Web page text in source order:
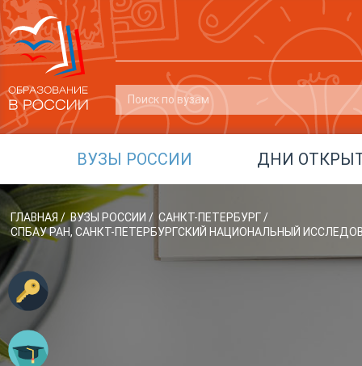
ВУЗЫ РОССИИ ДНИ
ГЛАВНАЯ / ВУЗЫ РОССИИ / САНКТ-ПЕТЕРБУРГ/
СПБАУ РАН, САНКТ-ПЕТЕРБУРГСКИЙ НАЦИОНАЛЬНЫЙ